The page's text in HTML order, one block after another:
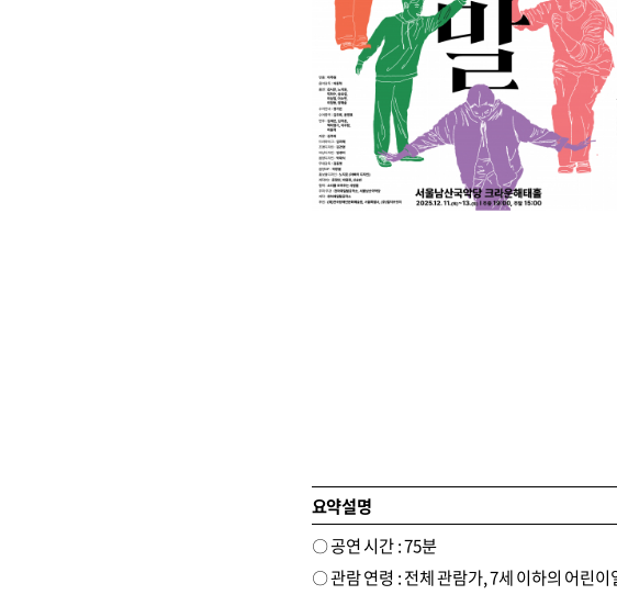
요약설명
〇 공연 시간 : 75분
〇 관람 연령 : 전체 관람가, 7세 이하의 어린